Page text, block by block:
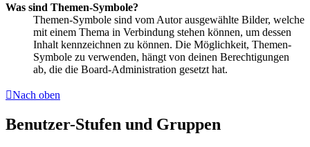
Was sind Themen-Symbole?
Themen-Symbole sind vom Autor ausgewählte Bilder, welche
mit einem Thema in Verbindung stehen können, um dessen
Inhalt kennzeichnen zu können. Die Möglichkeit, Themen-
Symbole zu verwenden, hängt von deinen Berechtigungen
ab, die die Board-Administration gesetzt hat.
Nach oben
Benutzer-Stufen und Gruppen